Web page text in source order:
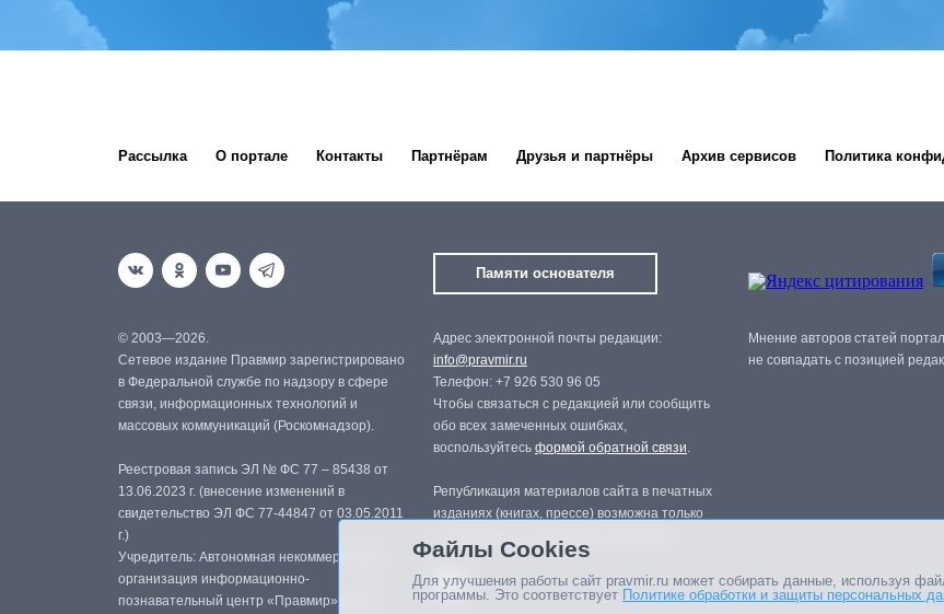
Рассылка О портале Контакты Партнёрам Друзья и партнёры Архив сервисов Политика
Памяти основателя
© 2003—2026.
Сетевое издание Правмир зарегистрировано
в Федеральной службе по надзору в сфере
связи, информационных технологий и
массовых коммуникаций (Роскомнадзор).
Реестровая запись ЭЛ № ФС 77 – 85438 от
13.06.2023 г. (внесение изменений в
свидетельство ЭЛ ФС 77-44847 от 03.05.2011
г.)
Учредитель: Автономная некоммерческая
организация информационно-
познавательный центр «Правмир» (АНО
Адрес электронной почты редакции:
info@pravmir.ru
Телефон: +7 926 530 96 05
Чтобы связаться с редакцией или сообщить
обо всех замеченных ошибках,
воспользуйтесь формой обратной связи.
Републикация материалов сайта в печатных
изданиях (книгах, прессе) возможна только
Мнение авторов статей
не совпадать с позицией
Файлы Cookies
Для улучшения работы сайт pravmir.ru может собирать данные, используя
программы. Это соответствует Политике обработки и защиты персональных